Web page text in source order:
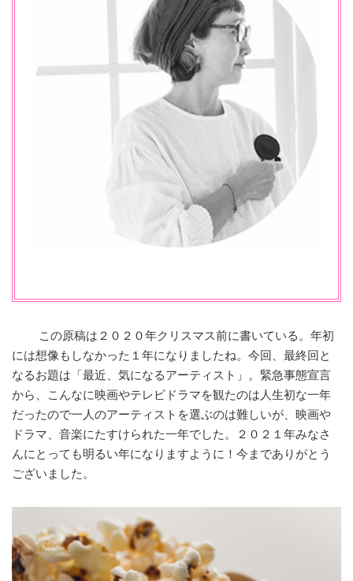
この原稿は２０２０年クリスマス前に書いている。年初
には想像もしなかった１年になりましたね。今回、最終回と
なるお題は「最近、気になるアーティスト」。緊急事態宣言
から、こんなに映画やテレビドラマを観たのは人生初な一年
だったので一人のアーティストを選ぶのは難しいが、映画や
ドラマ、音楽にたすけられた一年でした。２０２１年みなさ
んにとっても明るい年になりますように！今までありがとう
ございました。